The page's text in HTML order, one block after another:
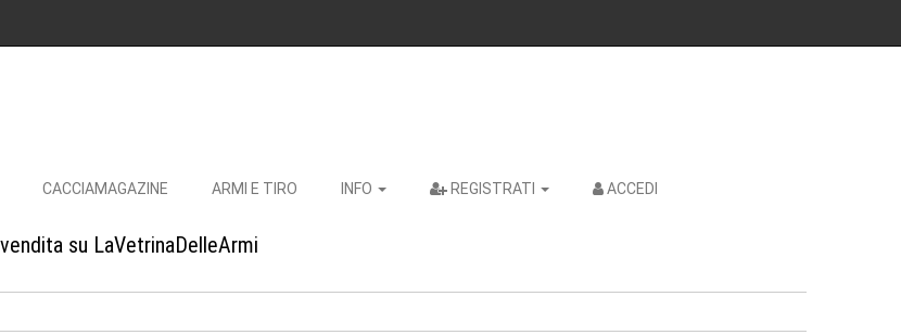
CACCIAMAGAZINE ARMI E TIRO INFO REGISTRATI ACCEDI
su LaVetrinaDelleArmi